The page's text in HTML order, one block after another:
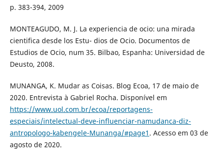
p. 383-394, 2009
MONTEAGUDO, M. J. La experiencia de ocio: una mirada
cientifica desde los Estu- dios de Ocio. Documentos de
Estudios de Ocio, num 35. Bilbao, Espanha: Universidad de
Deusto, 2008.
MUNANGA, K. Mudar as Coisas. Blog Ecoa, 17 de maio de
2020. Entrevista à Gabriel Rocha. Disponível em
https://www.uol.com.br/ecoa/reportagens-
especiais/intelectual-deve-influenciar-namudanca-diz-
antropologo-kabengele-Munanga/#page1 . Acesso em 03 de
agosto de 2020.